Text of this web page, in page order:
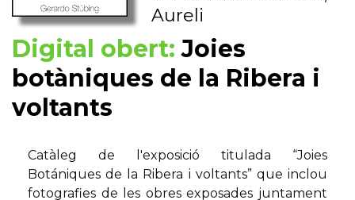
Aureli
Digital obert: Joies
botàniques de la Ribera i
voltants
Catàleg de l'exposició titulada “Joies
Botániques de la Ribera i voltants” que inclou
fotografies de les obres exposades juntament